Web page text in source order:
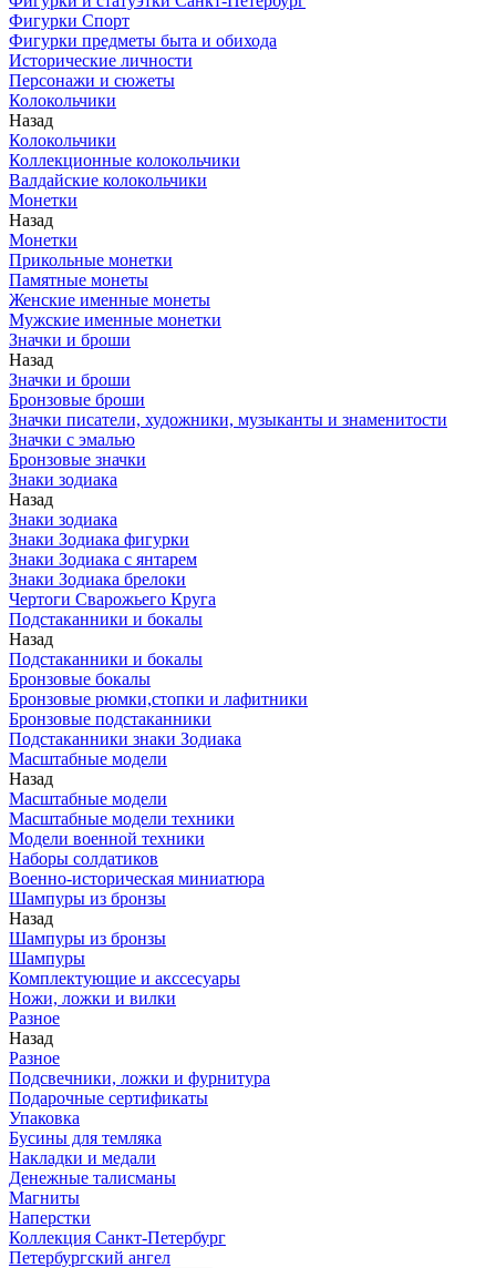
Фигурки Спорт
Фигурки предметы быта и обихода
Исторические личности
Персонажи и сюжеты
Колокольчики
Назад
Колокольчики
Коллекционные колокольчики
Валдайские колокольчики
Монетки
Назад
Монетки
Прикольные монетки
Памятные монеты
Женские именные монеты
Мужские именные монетки
Значки и броши
Назад
Значки и броши
Бронзовые броши
Значки писатели, художники, музыканты и знаменитости
Значки с эмалью
Бронзовые значки
Знаки зодиака
Назад
Знаки зодиака
Знаки Зодиака фигурки
Знаки Зодиака с янтарем
Знаки Зодиака брелоки
Чертоги Сварожьего Круга
Подстаканники и бокалы
Назад
Подстаканники и бокалы
Бронзовые бокалы
Бронзовые рюмки,стопки и лафитники
Бронзовые подстаканники
Подстаканники знаки Зодиака
Масштабные модели
Назад
Масштабные модели
Масштабные модели техники
Модели военной техники
Наборы солдатиков
Военно-историческая миниатюра
Шампуры из бронзы
Назад
Шампуры из бронзы
Шампуры
Комплектующие и акссесуары
Ножи, ложки и вилки
Разное
Назад
Разное
Подсвечники, ложки и фурнитура
Подарочные сертификаты
Упаковка
Бусины для темляка
Накладки и медали
Денежные талисманы
Магниты
Наперстки
Коллекция Санкт-Петербург
Петербургский ангел